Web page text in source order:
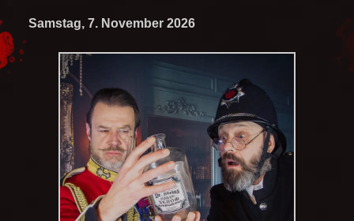
Samstag, 7. November 2026